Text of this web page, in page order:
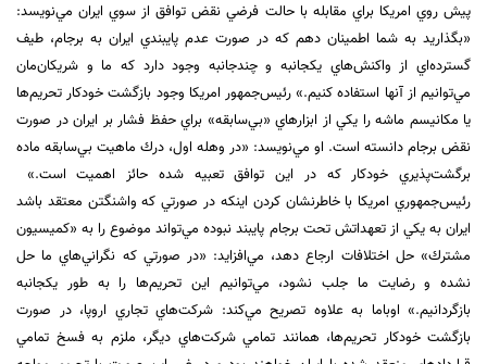
پيش روي امريكا براي مقابله با حالت ‏فرضي نقض توافق از سوي ايران مي‌نويسد:
«بگذاريد به شما اطمينان دهم كه در صورت عدم پايبندي ايران به برجام، طيف
‏گسترده‌اي از واكنش‌هاي يكجانبه و چندجانبه وجود دارد كه ما و شريكان‌مان
مي‌توانيم از آنها استفاده كنيم.»‏ رئيس‌جمهور امريكا وجود بازگشت خودكار تحريم‌ها
يا مكانيسم ماشه را يكي از ابزارهاي «بي‌سابقه» براي حفظ فشار بر ايران ‏در صورت
نقض برجام دانسته است. او مي‌نويسد: «در وهله اول، درك ماهيت بي‌سابقه ماده
برگشت‌پذيري خودكار كه در اين ‏توافق تعبيه شده حائز اهميت است.»‏ ‏
رئيس‌جمهوري امريكا با خاطرنشان كردن اينكه در صورتي كه واشنگتن معتقد باشد
ايران به يكي از تعهداتش تحت برجام پايبند ‏نبوده مي‌تواند موضوع را به «كميسيون
مشترك» حل اختلافات ارجاع دهد، مي‌افزايد: «در صورتي كه نگراني‌هاي ما حل
نشده ‏و رضايت ما جلب نشود، مي‌توانيم اين تحريم‌ها را به طور يكجانبه
باز‌گردانيم.»‏ اوباما به علاوه تصريح مي‌كند: شركت‌هاي تجاري اروپا، در صورت
بازگشت خودكار تحريم‌ها، همانند تمامي شركت‌هاي ديگر، ‏ملزم به فسخ تمامي